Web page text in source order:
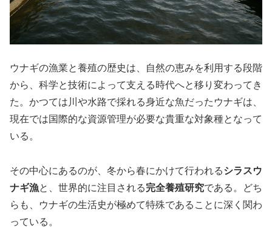
ウナギの漁業と養殖の歴史は、自然の恵みを利用する段階
から、科学と技術によって支える時代へと移り変わってき
た。かつては川や水路で採れる身近な魚だったウナギは、
現在では国際的な資源管理が必要な貴重な対象種となって
いる。
その中心にあるのが、冬から春にかけて行われるシラスウ
ナギ漁と、世界的に注目される完全養殖研究である。どち
らも、ウナギの生活史が極めて特殊であることに深く関わ
っている。